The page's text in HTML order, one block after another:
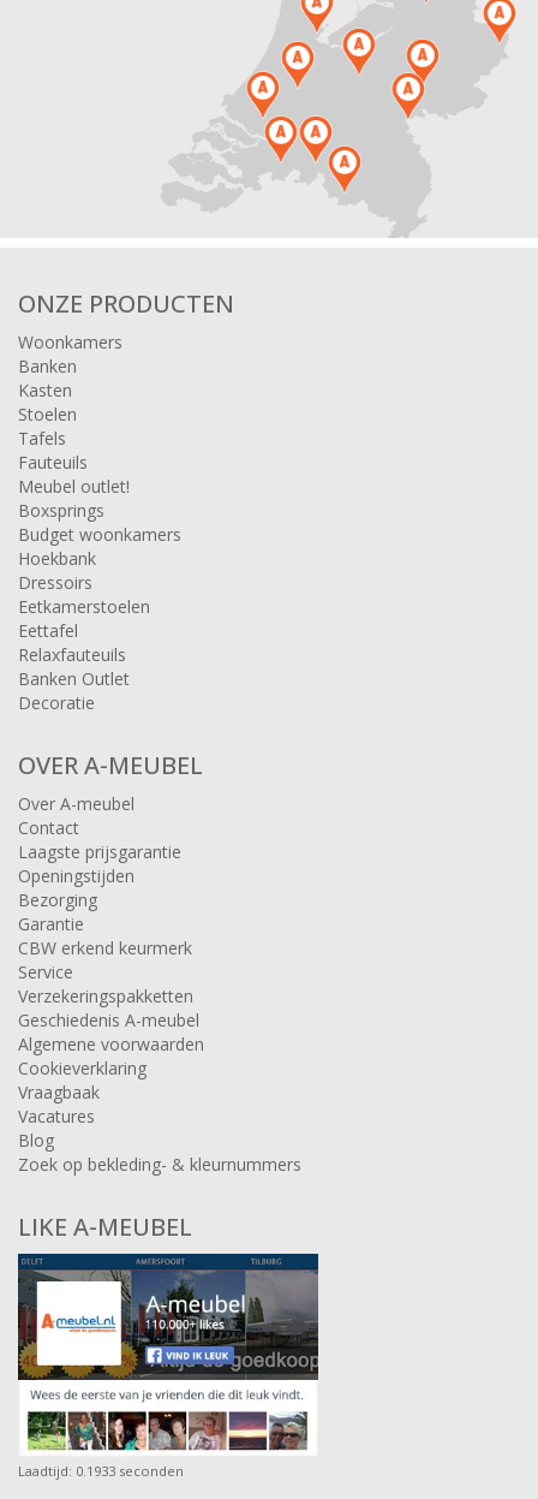
ONZE PRODUCTEN
Woonkamers
Banken
Kasten
Stoelen
Tafels
Fauteuils
Meubel outlet!
Boxsprings
Budget woonkamers
Hoekbank
Dressoirs
Eetkamerstoelen
Eettafel
Relaxfauteuils
Banken Outlet
Decoratie
OVER A-MEUBEL
Over A-meubel
Contact
Laagste prijsgarantie
Openingstijden
Bezorging
Garantie
CBW erkend keurmerk
Service
Verzekeringspakketten
Geschiedenis A-meubel
Algemene voorwaarden
Cookieverklaring
Vraagbaak
Vacatures
Blog
Zoek op bekleding- & kleurnummers
LIKE A-MEUBEL
Laadtijd: 0.1933 seconden